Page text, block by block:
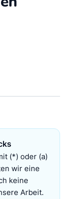
(*) oder (a)
wir eine
keine
Arbeit.